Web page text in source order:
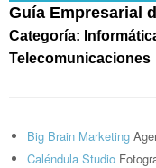
Guía Empresarial
Categoría:
Telecomunicaciones
Big Brain Marketing
Caléndula Studio